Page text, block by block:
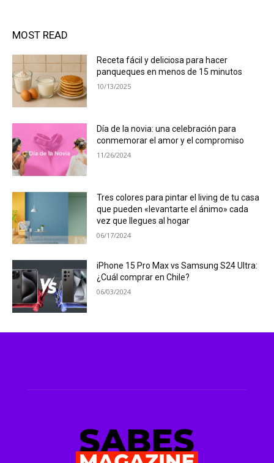
MOST READ
Receta fácil y deliciosa para hacer
panqueques en menos de 15 minutos
10/13/2025
Día de la novia: una celebración para
conmemorar el amor y el compromiso
11/26/2024
Tres colores para pintar el living de tu casa
que pueden «levantarte el ánimo» cada
vez que llegues al hogar
06/17/2024
iPhone 15 Pro Max vs Samsung S24 Ultra:
¿Cuál comprar en Chile?
06/03/2024